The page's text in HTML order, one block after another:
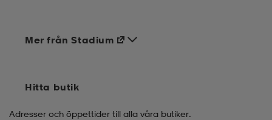
Mer från Stadium
Hitta butik
Adresser och öppettider till alla våra butiker.